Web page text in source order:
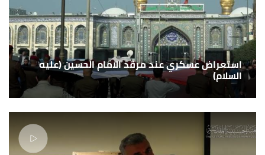
استعراض عسكري عند مرقد الامام الحسين (عليه
السلام)